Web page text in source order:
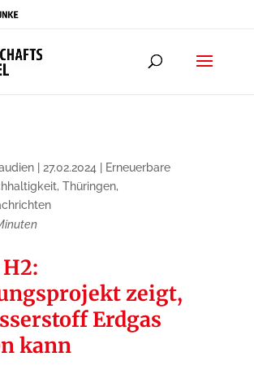
| 27.02.2024
Erneuerbare
, Thüringen,
zeigt,
Erdgas
kann